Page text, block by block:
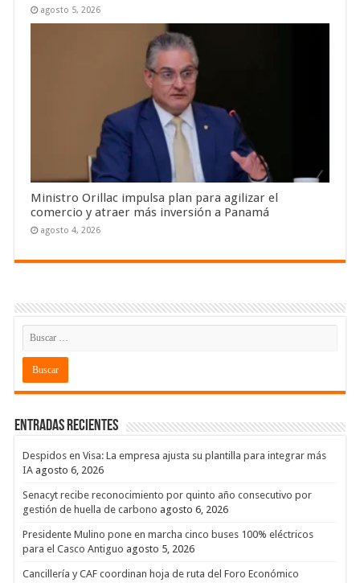
agosto 5, 2026
Ministro Orillac impulsa plan para agilizar el
comercio y atraer más inversión a Panamá
agosto 4, 2026
Entradas recientes
Despidos en Visa: La empresa ajusta su plantilla para integrar más
IA agosto 6, 2026
Senacyt recibe reconocimiento por quinto año consecutivo por
gestión de huella de carbono agosto 6, 2026
Presidente Mulino pone en marcha cinco buses 100% eléctricos
para el Casco Antiguo agosto 5, 2026
Cancillería y CAF coordinan hoja de ruta del Foro Económico